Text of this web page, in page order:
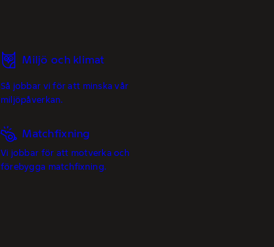
Miljö och klimat
Så jobbar vi för att minska vår
miljöpåverkan.
Matchfixning
Vi jobbar för att motverka och
förebygga matchfixning.